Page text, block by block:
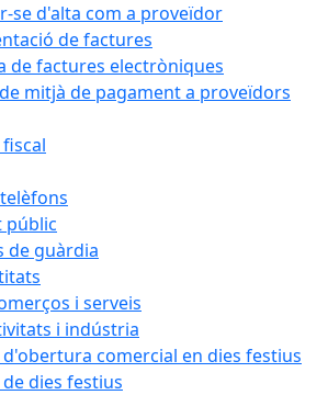
se d'alta com a proveïdor
de factures
de factures electròniques
mitjà de pagament a proveïdors
públic
de guàrdia
i serveis
i indústria
d'obertura comercial en dies festius
dies festius